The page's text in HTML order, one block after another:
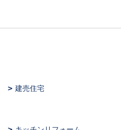
建売住宅